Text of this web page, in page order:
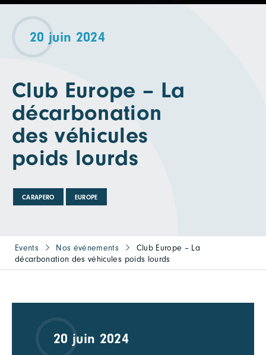
20 juin 2024
Club Europe – La
décarbonation
des véhicules
poids lourds
CARAPERO EUROPE
Events Nos événements
Club Europe – La
décarbonation des véhicules poids lourds
20 juin 2024